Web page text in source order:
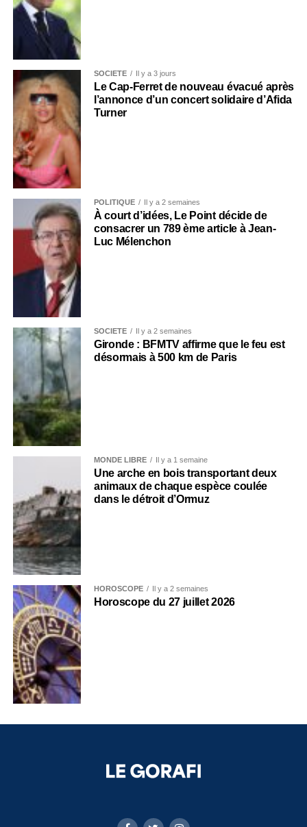
SOCIÉTÉ Il y a 3 jours
Le Cap-Ferret de nouveau évacué après
l’annonce d’un concert solidaire d’Afida
Turner
POLITIQUE Il y a 2 semaines
À court d’idées, Le Point décide de
consacrer un 789 ème article à Jean-
Luc Mélenchon
SOCIÉTÉ Il y a 2 semaines
Gironde : BFMTV affirme que le feu est
désormais à 500 km de Paris
MONDE LIBRE Il y a 1 semaine
Une arche en bois transportant deux
animaux de chaque espèce coulée
dans le détroit d’Ormuz
HOROSCOPE Il y a 2 semaines
Horoscope du 27 juillet 2026